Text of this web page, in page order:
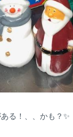
る！、、かも？✨